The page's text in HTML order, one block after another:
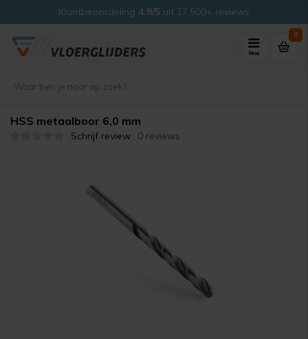
Klantbeoordeling 4.9/5 uit 17.500+ reviews
Menu
0
HSS metaalboor 6,0 mm
Schrijf review 0 reviews